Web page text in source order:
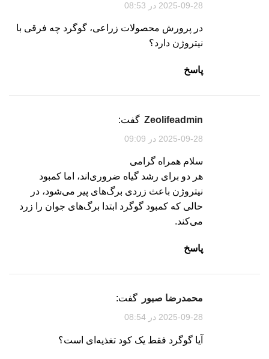
2025-09-28 در 08:53
در پرورش محصولات زراعی، گوگرد چه فرقی با
نیتروژن دارد؟
پاسخ
zeolifeadmin گفت:
2025-09-28 در 09:09
سلام همراه گرامی
هر دو برای رشد گیاه ضروری‌اند، اما کمبود
نیتروژن باعث زردی برگ‌های پیر می‌شود، در
حالی که کمبود گوگرد ابتدا برگ‌های جوان را زرد
می‌کند.
پاسخ
محمدرضا صبور گفت:
2025-09-28 در 08:54
آیا گوگرد فقط یک کود تغذیه‌ای است؟